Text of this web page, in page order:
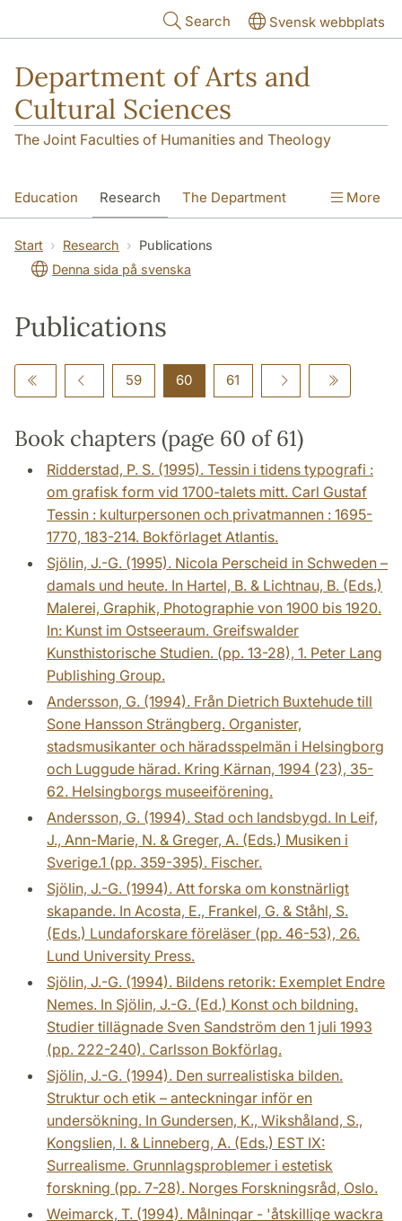
Search Svensk webbplats
Department of Arts and
Cultural Sciences
The Joint Faculties of Humanities and Theology
Education Research The Department
Contact
More
Start Research
Publications
Denna sida på svenska
Publications
59 60 61
Book chapters (page 60 of 61)
Ridderstad, P. S. (1995). Tessin i tidens typografi :
om grafisk form vid 1700-talets mitt. Carl Gustaf
Tessin : kulturpersonen och privatmannen : 1695-
1770, 183-214. Bokförlaget Atlantis.
Sjölin, J.-G. (1995). Nicola Perscheid in Schweden –
damals und heute. In Hartel, B. & Lichtnau, B. (Eds.)
Malerei, Graphik, Photographie von 1900 bis 1920.
In: Kunst im Ostseeraum. Greifswalder
Kunsthistorische Studien. (pp. 13-28), 1. Peter Lang
Publishing Group.
Andersson, G. (1994). Från Dietrich Buxtehude till
Sone Hansson Strängberg. Organister,
stadsmusikanter och häradsspelmän i Helsingborg
och Luggude härad. Kring Kärnan, 1994 (23), 35-
62. Helsingborgs museeiförening.
Andersson, G. (1994). Stad och landsbygd. In Leif,
J., Ann-Marie, N. & Greger, A. (Eds.) Musiken i
Sverige.1 (pp. 359-395). Fischer.
Sjölin, J.-G. (1994). Att forska om konstnärligt
skapande. In Acosta, E., Frankel, G. & Ståhl, S.
(Eds.) Lundaforskare föreläser (pp. 46-53), 26.
Lund University Press.
Sjölin, J.-G. (1994). Bildens retorik: Exemplet Endre
Nemes. In Sjölin, J.-G. (Ed.) Konst och bildning.
Studier tillägnade Sven Sandström den 1 juli 1993
(pp. 222-240). Carlsson Bokförlag.
Sjölin, J.-G. (1994). Den surrealistiska bilden.
Struktur och etik – anteckningar inför en
undersökning. In Gundersen, K., Wikshåland, S.,
Kongslien, I. & Linneberg, A. (Eds.) EST IX:
Surrealisme. Grunnlagsproblemer i estetisk
forskning (pp. 7-28). Norges Forskningsråd, Oslo.
Weimarck, T. (1994). Målningar - 'åtskillige wackra